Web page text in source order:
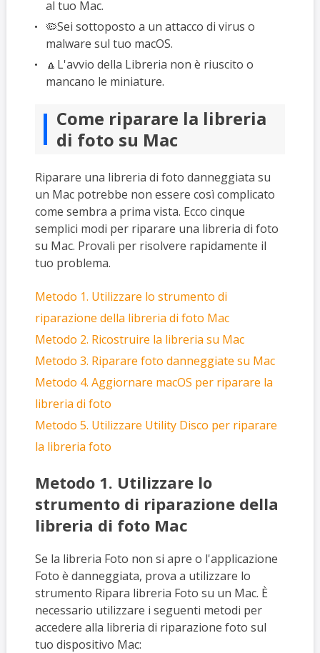
al tuo Mac.
🦠Sei sottoposto a un attacco di virus o
malware sul tuo macOS.
🔼L'avvio della Libreria non è riuscito o
mancano le miniature.
Come riparare la libreria
di foto su Mac
Riparare una libreria di foto danneggiata su
un Mac potrebbe non essere così complicato
come sembra a prima vista. Ecco cinque
semplici modi per riparare una libreria di foto
su Mac. Provali per risolvere rapidamente il
tuo problema.
Metodo 1. Utilizzare lo strumento di
riparazione della libreria di foto Mac
Metodo 2. Ricostruire la libreria su Mac
Metodo 3. Riparare foto danneggiate su Mac
Metodo 4. Aggiornare macOS per riparare la
libreria di foto
Metodo 5. Utilizzare Utility Disco per riparare
la libreria foto
Metodo 1. Utilizzare lo
strumento di riparazione della
libreria di foto Mac
Se la libreria Foto non si apre o l'applicazione
Foto è danneggiata, prova a utilizzare lo
strumento Ripara libreria Foto su un Mac. È
necessario utilizzare i seguenti metodi per
accedere alla libreria di riparazione foto sul
tuo dispositivo Mac: